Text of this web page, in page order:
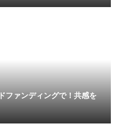
ファンディングで！共感を